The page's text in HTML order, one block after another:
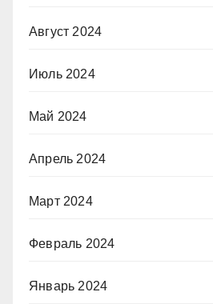
Август 2024
Июль 2024
Май 2024
Апрель 2024
Март 2024
Февраль 2024
Январь 2024